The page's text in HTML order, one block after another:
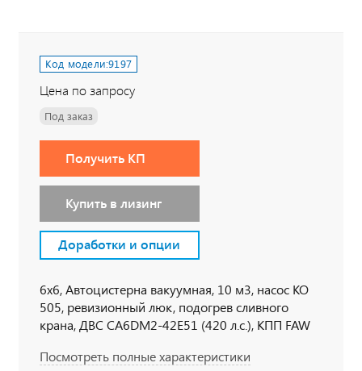
Код модели:9197
Цена по запросу
Под заказ
Получить КП
Купить в лизинг
Доработки и опции
6х6, Автоцистерна вакуумная, 10 м3, насос КО
505, ревизионный люк, подогрев сливного
крана, ДВС CA6DM2-42E51 (420 л.с.), КПП FAW
кабина со спальным местом, кондиционер,
Посмотреть полные характеристики